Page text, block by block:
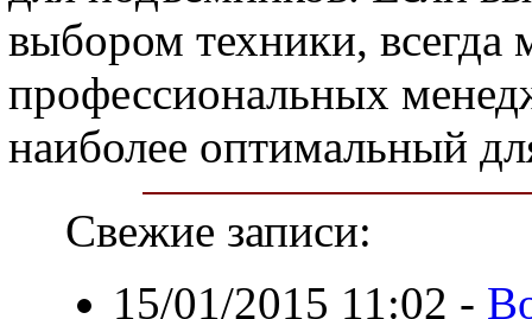
выбором техники, всегда
профессиональных
наиболее оптимальный
Свежие записи:
15/01/2015 11:02 -